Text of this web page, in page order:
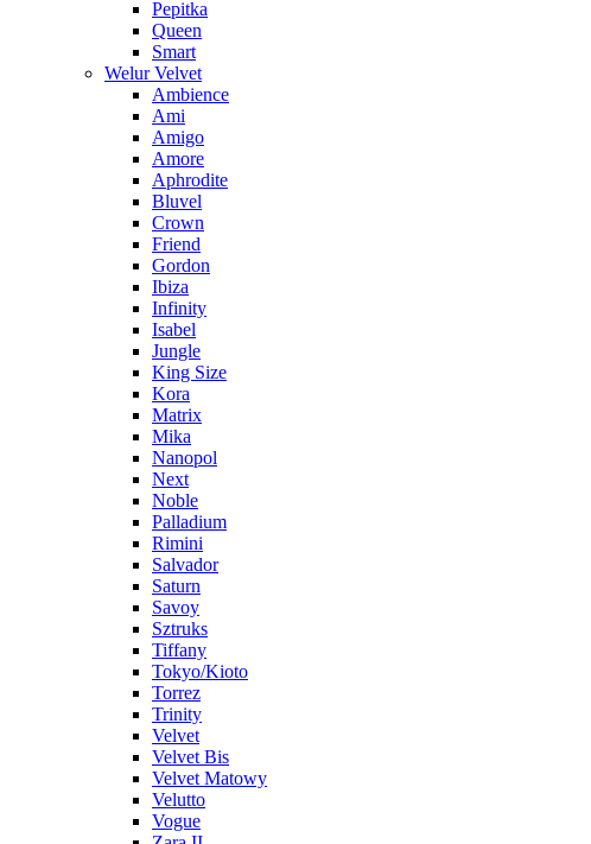
Pepitka
Queen
Smart
Welur Velvet
Ambience
Ami
Amigo
Amore
Aphrodite
Bluvel
Crown
Friend
Gordon
Ibiza
Infinity
Isabel
Jungle
King Size
Kora
Matrix
Mika
Nanopol
Next
Noble
Palladium
Rimini
Salvador
Saturn
Savoy
Sztruks
Tiffany
Tokyo/Kioto
Torrez
Trinity
Velvet
Velvet Bis
Velvet Matowy
Velutto
Vogue